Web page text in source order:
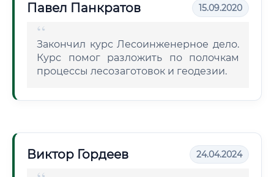
Павел Панкратов 15.09.2020
Закончил курс Лесоинженерное дело.
Курс помог разложить по полочкам
процессы лесозаготовок и геодезии.
Виктор Гордеев 24.04.2024